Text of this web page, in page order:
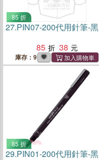
85 折
27.PIN07-200代用針筆-黑
85
38
庫存：9
85 折
29.PIN01-200代用針筆-黑